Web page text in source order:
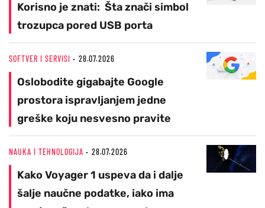
Korisno je znati: Šta znači simbol
trozupca pored USB porta
SOFTVER I SERVISI 28.07.2026
Oslobodite gigabajte Google
prostora ispravljanjem jedne
greške koju nesvesno pravite
NAUKA I TEHNOLOGIJA 28.07.2026
Kako Voyager 1 uspeva da i dalje
šalje naučne podatke, iako ima